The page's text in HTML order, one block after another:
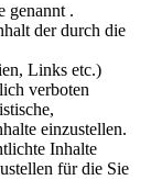
genannt .
der durch die
Links etc.)
verboten
einzustellen.
Inhalte
für die Sie